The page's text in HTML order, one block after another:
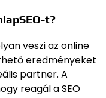
t?
veszi az online
eredményeket
partner. A
reagál a SEO